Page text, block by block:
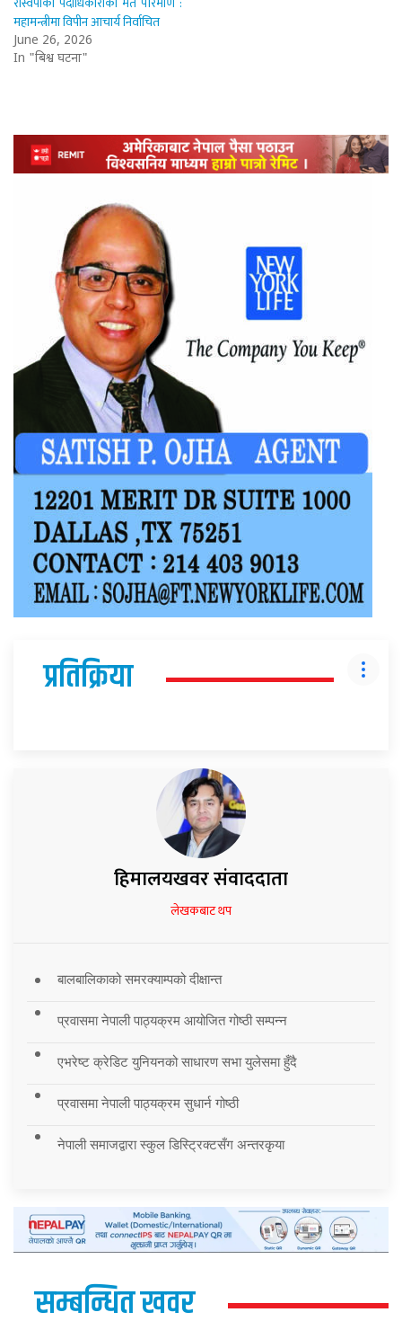
महामन्त्रीमा विपीन आचार्य निर्वाचित
June 26, 2026
In "बिश्व घटना"
प्रतिक्रिया
हिमालयखवर संवाददाता
लेखकबाट थप
बालबालिकाको समरक्याम्पको दीक्षान्त
प्रवासमा नेपाली पाठ्यक्रम आयोजित गोष्ठी सम्पन्न
एभरेष्ट क्रेडिट युनियनको साधारण सभा युलेसमा हुँदै
प्रवासमा नेपाली पाठ्यक्रम सुधार्न गोष्ठी
नेपाली समाजद्वारा स्कुल डिस्ट्रिक्टसँग अन्तरकृया
सम्बन्धित खवर